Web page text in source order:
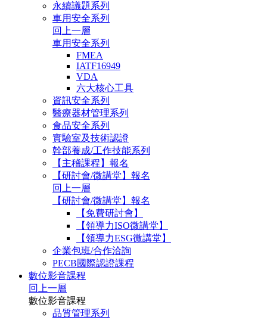
永續議題系列
車用安全系列
回上一層
車用安全系列
FMEA
IATF16949
VDA
六大核心工具
資訊安全系列
醫療器材管理系列
食品安全系列
實驗室及技術認證
幹部養成/工作技能系列
【主稽課程】報名
【研討會/微講堂】報名
回上一層
【研討會/微講堂】報名
【免費研討會】
【領導力ISO微講堂】
【領導力ESG微講堂】
企業包班/合作洽詢
PECB國際認證課程
數位影音課程
回上一層
數位影音課程
品質管理系列